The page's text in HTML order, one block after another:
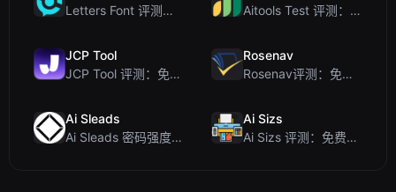
Letters Font 评测：免费 Unicode 字体生成器，适用于 Instagram 及更多...
Aitools Test 评测：免费的基于浏览器的 AI 检测器、Token 计数器及成本估算器
JCP Tool
JCP Tool 评测：免费的客户端数据格式转换工具（支持 JSON、CSV、YAML、XML）
Rosenav
Rosenav评测：免费在线余弦相似度检查器与文本差异工具
Ai Sleads
Ai Sleads 密码强度检查器评测：零上传、实时熵分析
Ai Sizs
Ai Sizs 评测：免费、私密的图像相似度与模糊检测工具